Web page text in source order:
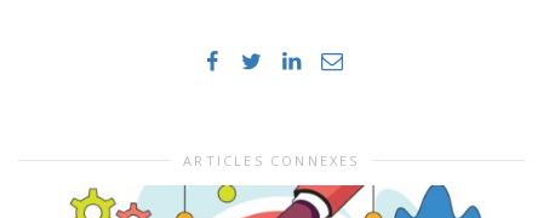
ARTICLES CONNEXES